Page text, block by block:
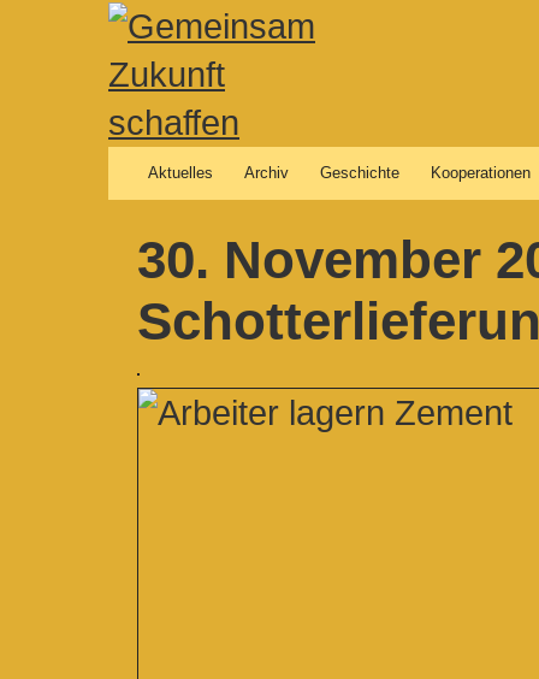
Aktuelles Archiv Geschichte Kooperationen
30. November